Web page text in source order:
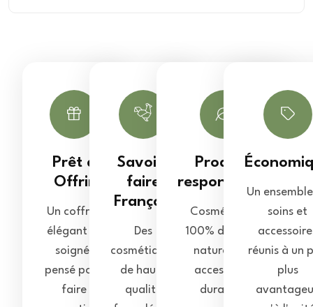
Prêt à
Offrir
Un coffret
élégant et
soigné,
pensé pour
faire
Savoir-
faire
Français
Des
cosmétiques
de haute
qualité
Produits
responsables
Cosmétiques
100% d'origine
naturelle et
accessoires
durables.
Un
soins et
réunis à un
plus